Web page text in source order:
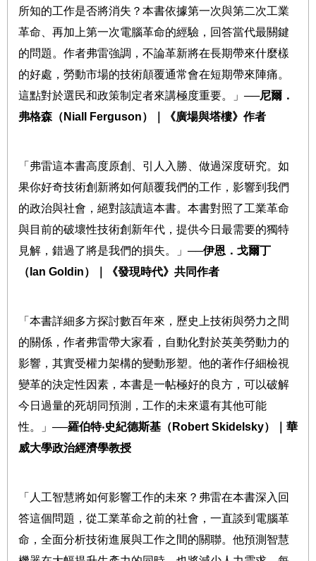
所知的工作是否將消失？本書依據第一次與第二次工業
革命、再加上第一次電腦革命的經驗，回答當代最關鍵
的問題。作者弗雷強調，不論革新將在長期帶來什麼樣
的好處，勞動市場的技術顛覆通常會在短期帶來陣痛。
這點對於選民和政策制定者來講極度重要。」 ──尼爾．
弗格森（ Niall Ferguson）｜《廣場與塔樓》作者
「弗雷這本書高度原創、引人入勝、做過深度研究。如
果你好奇技術創新將如何顛覆我們的工作，影響到我們
的政治與社會，絕對該讀這本書。本書對照了工業革命
與目前的破壞性技術創新年代，提供今日最需要的獨特
見解，錯過了將是我們的損失。」 ──伊恩．戈爾丁
（ Ian Goldin）｜《發現時代》共同作者
「本書詳細多方探討數百年來，歷史上技術與勞力之間
的關係，作者弗雷帶大家看，自動化對於英美勞動力的
影響，其實受權力架構的變動形塑。他的著作仔細檢視
變革的決定性因素，本書是一帖極好的良方，可以破解
今日過量的死胡同預測，工作的未來還有其他可能
性。」 ──羅伯特‧史紀德斯基（ Robert Skidelsky）｜華
威大學政治經濟學教授
「人工智慧將如何影響工作的未來？弗雷在本書深入回
答這個問題，從工業革命之前的社會，一直談到電腦革
命，全面分析技術進展與工作之間的關聯。他預測智慧